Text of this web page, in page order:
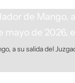
a su salida del